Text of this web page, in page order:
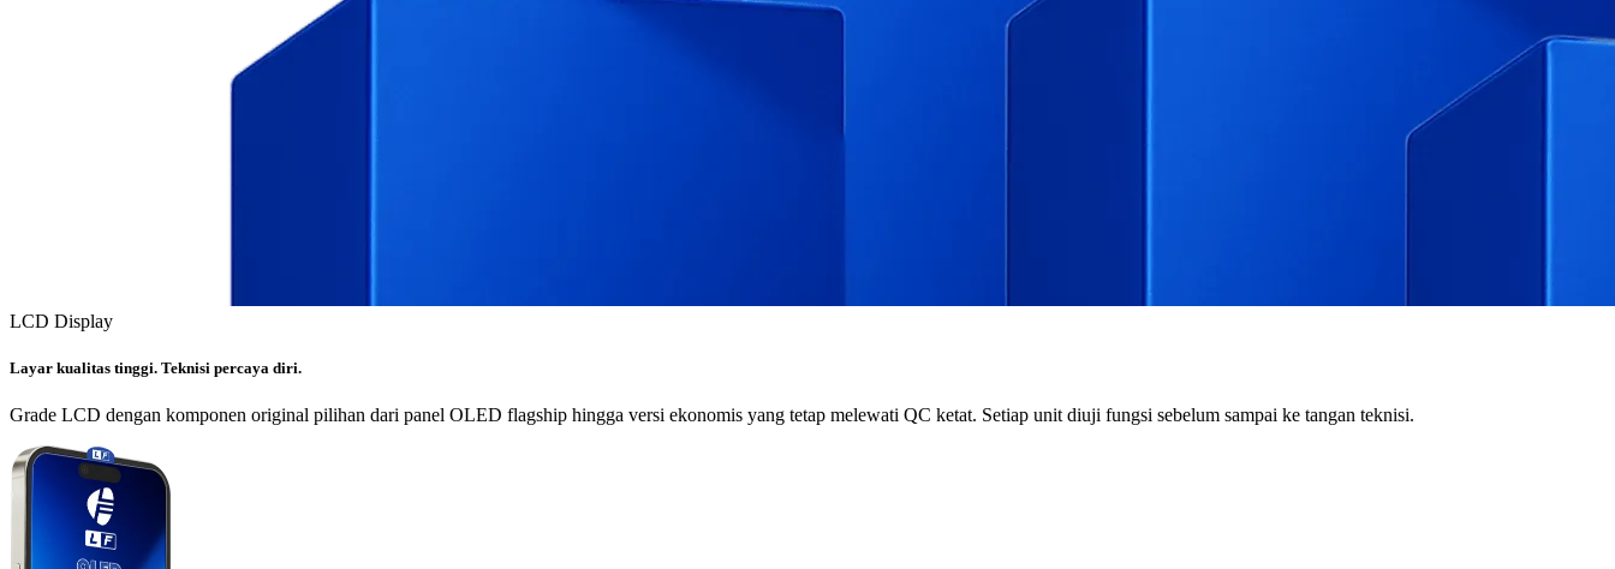
LCD Display
Layar kualitas tinggi. Teknisi percaya diri.
Grade LCD dengan komponen original pilihan dari panel OLED flagship hingga versi ekonomis yang tetap melewati QC ketat. Setiap unit diuji fungsi sebelum sampai ke tangan teknisi.